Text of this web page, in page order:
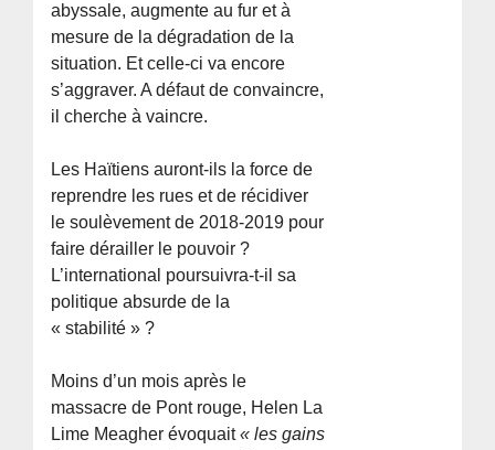
abyssale, augmente au fur et à
mesure de la dégradation de la
situation. Et celle-ci va encore
s’aggraver. A défaut de convaincre,
il cherche à vaincre.
Les Haïtiens auront-ils la force de
reprendre les rues et de récidiver
le soulèvement de 2018-2019 pour
faire dérailler le pouvoir ?
L’international poursuivra-t-il sa
politique absurde de la
« stabilité » ?
Moins d’un mois après le
massacre de Pont rouge, Helen La
Lime Meagher évoquait« les gains